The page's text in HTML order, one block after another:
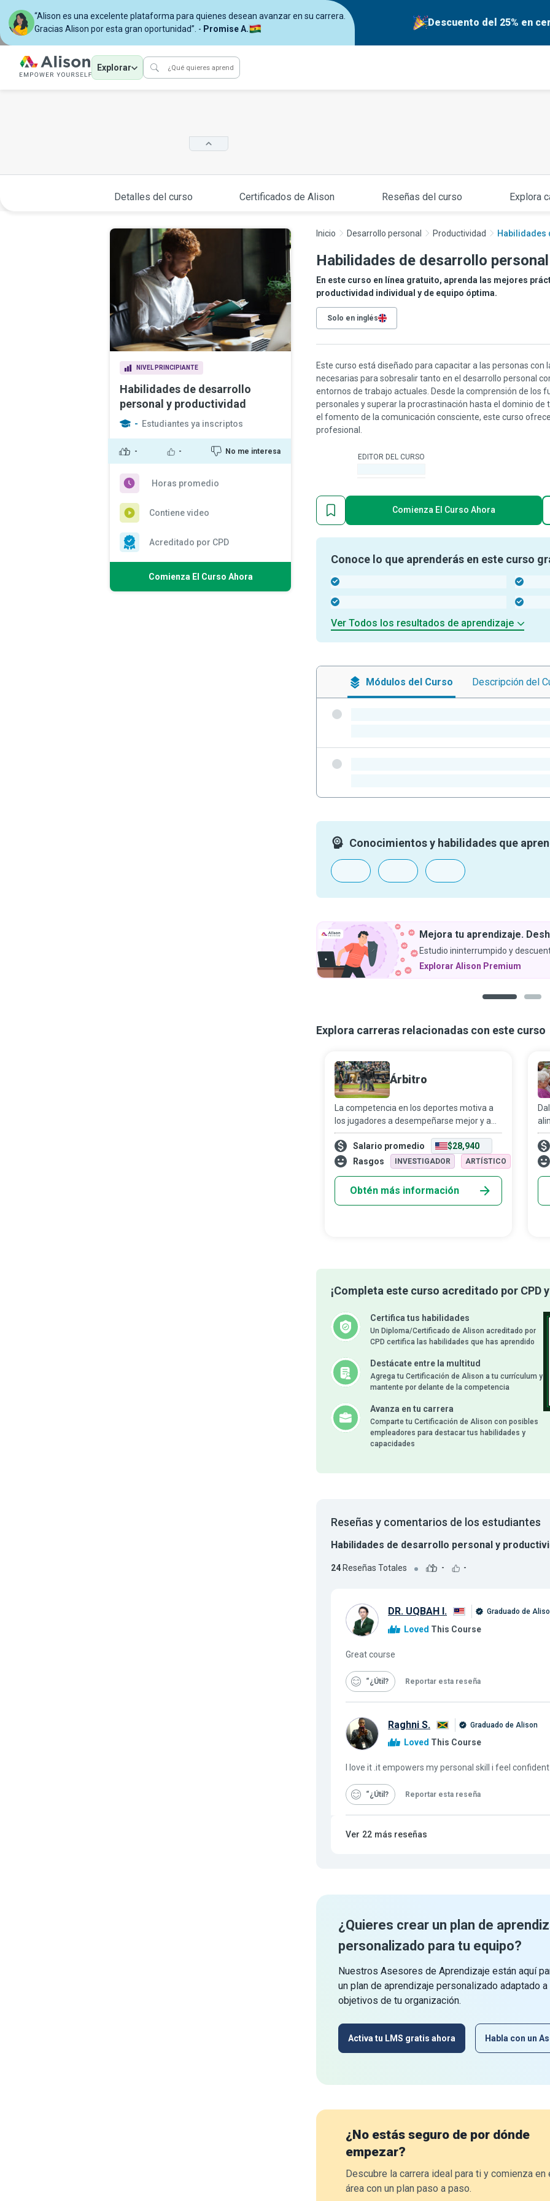
“Alison es una excelente plataforma para quienes desean avanzar en su carrera.
Gracias Alison por esta gran oportunidad”. - Promise A.
Descuento del 25% en
Explorar
Detalles del curso Certificados de Alison Reseñas del curso Explora
NIVEL PRINCIPIANTE
Habilidades de desarrollo
personal y productividad
- Estudiantes ya inscriptos
- - No me interesa
Horas promedio
Contiene video
Acreditado por CPD
Comienza El Curso Ahora
Inicio Desarrollo personal Productividad Habilidades
Habilidades de desarrollo
En este curso en línea gratuito, aprenda las mejores
productividad individual y de equipo óptima.
Solo en inglés
Este curso está diseñado para capacitar a las personas
necesarias para sobresalir tanto en el desarrollo personal
entornos de trabajo actuales. Desde la comprensión de los
personales y superar la procrastinación hasta el dominio
el fomento de la comunicación consciente, este curso
profesional.
EDITOR DEL CURSO
Comienza El Curso Ahora
Conoce lo que aprenderás en este curso
Ver Todos los resultados de aprendizaje
Módulos del Curso Descripción del
Conocimientos y habilidades que
Mejora tu aprendizaje. Deshazte de los anuncios.
Estudio ininterrumpido y descuentos exclusivos.
Explora carreras relacionadas con este curso
Árbitro
La competencia en los deportes motiva a
los jugadores a desempeñarse mejor y a
desarrollar una actitud saludable hacia sus
oponentes. Los árbitros juegan un papel
crucial para garantizar que todos cum
Salario promedio
$28,940
Rasgos
INVESTIGADOR ARTÍSTICO
Obtén más información
la
¡Completa este curso acreditado por CPD
Certifica tus habilidades
Un Diploma/Certificado de Alison acreditado por
CPD certifica las habilidades que has aprendido
Destácate entre la multitud
Agrega tu Certificación de Alison a tu currículum y
mantente por delante de la competencia
Avanza en tu carrera
Comparte tu Certificación de Alison con posibles
empleadores para destacar tus habilidades y
capacidades
Reseñas y comentarios de los estudiantes
Habilidades de desarrollo personal y
24Reseñas Totales - -
DR. UQBAH I. Graduado de
Loved This Course
Great course
“¿Útil Reportar esta reseña
Raghni S. Graduado de Alison
Loved This Course
I love it .it empowers my personal skill i feel
“¿Útil Reportar esta reseña
Ver 22 más reseñas
¿Quieres crear un plan de
personalizado para tu equipo?
Nuestros Asesores de Aprendizaje están aquí
un plan de aprendizaje personalizado adaptado
objetivos de tu organización.
Activa tu LMS gratis ahora Habla con un
¿No estás seguro de por dónde
empezar?
Descubre la carrera ideal para ti y comienza en
área con un plan paso a paso.